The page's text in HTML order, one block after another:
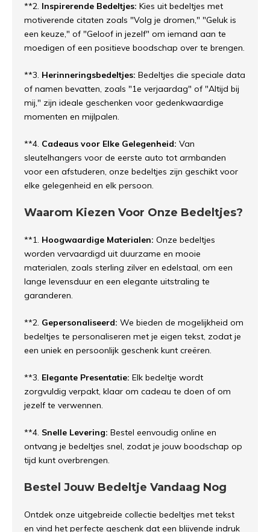
**2. Inspirerende Bedeltjes: Kies uit bedeltjes met
motiverende citaten zoals "Volg je dromen," "Geluk is
een keuze," of "Geloof in jezelf" om iemand aan te
moedigen of een positieve boodschap over te brengen.
**3. Herinneringsbedeltjes: Bedeltjes die speciale data
of namen bevatten, zoals "1e verjaardag" of "Altijd bij
mij," zijn ideale geschenken voor gedenkwaardige
momenten en mijlpalen.
**4. Cadeaus voor Elke Gelegenheid: Van
sleutelhangers voor de eerste auto tot armbanden
voor een afstuderen, onze bedeltjes zijn geschikt voor
elke gelegenheid en elk persoon.
Waarom Kiezen Voor Onze Bedeltjes?
**1. Hoogwaardige Materialen: Onze bedeltjes
worden vervaardigd uit duurzame en mooie
materialen, zoals sterling zilver en edelstaal, om een
lange levensduur en een elegante uitstraling te
garanderen.
**2. Gepersonaliseerd: We bieden de mogelijkheid om
bedeltjes te personaliseren met je eigen tekst, zodat je
een uniek en persoonlijk geschenk kunt creëren.
**3. Elegante Presentatie: Elk bedeltje wordt
zorgvuldig verpakt, klaar om cadeau te doen of om
jezelf te verwennen.
**4. Snelle Levering: Bestel eenvoudig online en
ontvang je bedeltjes snel, zodat je jouw boodschap op
tijd kunt overbrengen.
Bestel Jouw Bedeltje Vandaag Nog
Ontdek onze uitgebreide collectie bedeltjes met tekst
en vind het perfecte geschenk dat een blijvende indruk